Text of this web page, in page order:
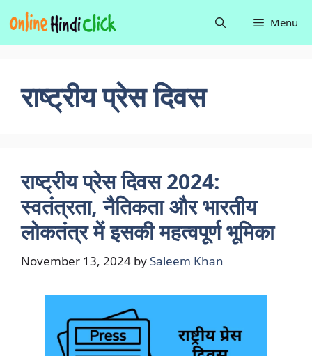
to
content
Menu
राष्ट्रीय प्रेस दिवस
राष्ट्रीय प्रेस दिवस 2024:
स्वतंत्रता, नैतिकता और भारतीय
लोकतंत्र में इसकी महत्वपूर्ण भूमिका
November 13, 2024 bySaleem Khan